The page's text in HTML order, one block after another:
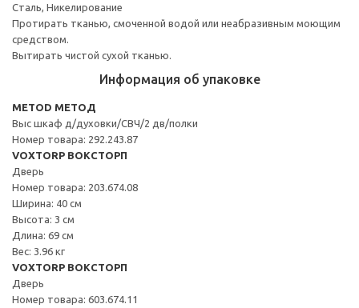
Сталь, Никелирование
Протирать тканью, смоченной водой или неабразивным моющим
средством.
Вытирать чистой сухой тканью.
Информация об упаковке
METOD МЕТОД
Выс шкаф д/духовки/СВЧ/2 дв/полки
Номер товара: 292.243.87
VOXTORP ВОКСТОРП
Дверь
Номер товара: 203.674.08
Ширина: 40 см
Высота: 3 см
Длина: 69 см
Вес: 3.96 кг
VOXTORP ВОКСТОРП
Дверь
Номер товара: 603.674.11